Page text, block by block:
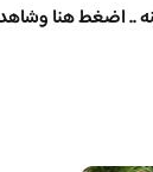
.. اضغط هنا وشاهد